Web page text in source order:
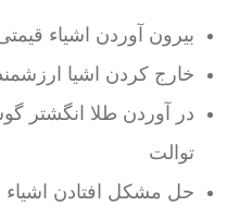
بیرون آوردن اشیاء
خارج کردن اشیا
در آوردن طلا انگشتر
توالت
حل مشکل افتادن اشیاء